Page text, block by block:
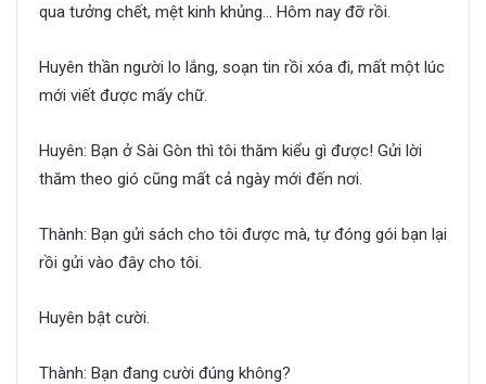
qua tưởng chết, mệt kinh khủng… Hôm nay đỡ rồi.
Huyên thần người lo lắng, soạn tin rồi xóa đi, mất một lúc
mới viết được mấy chữ.
Huyên: Bạn ở Sài Gòn thì tôi thăm kiểu gì được! Gửi lời
thăm theo gió cũng mất cả ngày mới đến nơi.
Thành: Bạn gửi sách cho tôi được mà, tự đóng gói bạn lại
rồi gửi vào đây cho tôi.
Huyên bật cười.
Thành: Bạn đang cười đúng không?